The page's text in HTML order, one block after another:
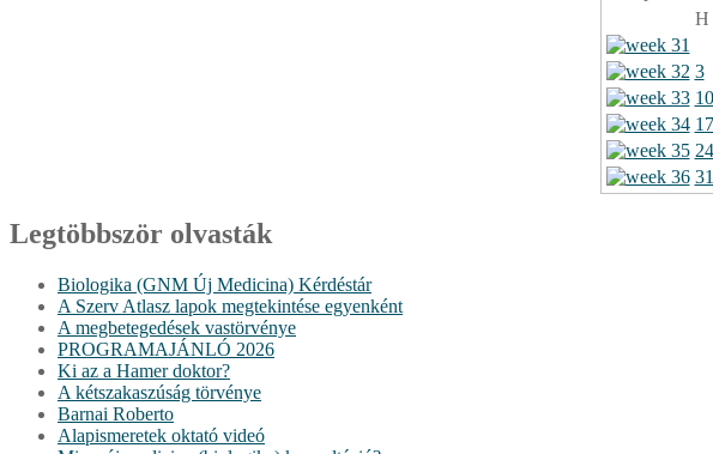
H
3
10
17
24
31
Legtöbbször olvasták
Biologika (GNM Új Medicina) Kérdéstár
A Szerv Atlasz lapok megtekintése egyenként
A megbetegedések vastörvénye
PROGRAMAJÁNLÓ 2026
Ki az a Hamer doktor?
A kétszakaszúság törvénye
Barnai Roberto
Alapismeretek oktató videó